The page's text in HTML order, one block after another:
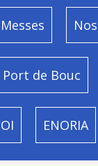
de Bouc
ENORIA